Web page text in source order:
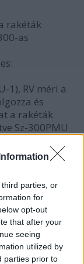
parties, or
for
opt-out
that after your
seeing
utilized by
parties prior to
rakéták
as
1), RV méri a
és
a rakéták
Sz-300PMU
az esetben
jelet a
az RV
parancsokat
48N6 rakéták
ezt
a rakéta